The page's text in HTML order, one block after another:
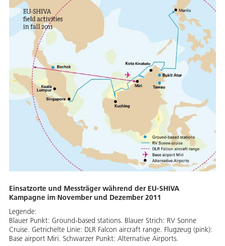
Einsatzorte und Messträger während der EU-SHIVA
Kampagne im November und Dezember 2011
Legende:
Blauer Punkt: Ground-based stations. Blauer Strich: RV Sonne
Cruise. Getrichelte Linie: DLR Falcon aircraft range. Flugzeug (pink):
Base airport Miri. Schwarzer Punkt: Alternative Airports.